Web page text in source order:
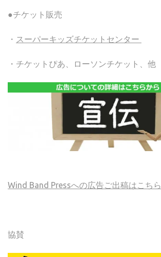
●チケット販売
・ スーパーキッズチケットセンター
・チケットぴあ、ローソンチケット、他
Wind Band Pressへの広告ご出稿はこちら
協賛